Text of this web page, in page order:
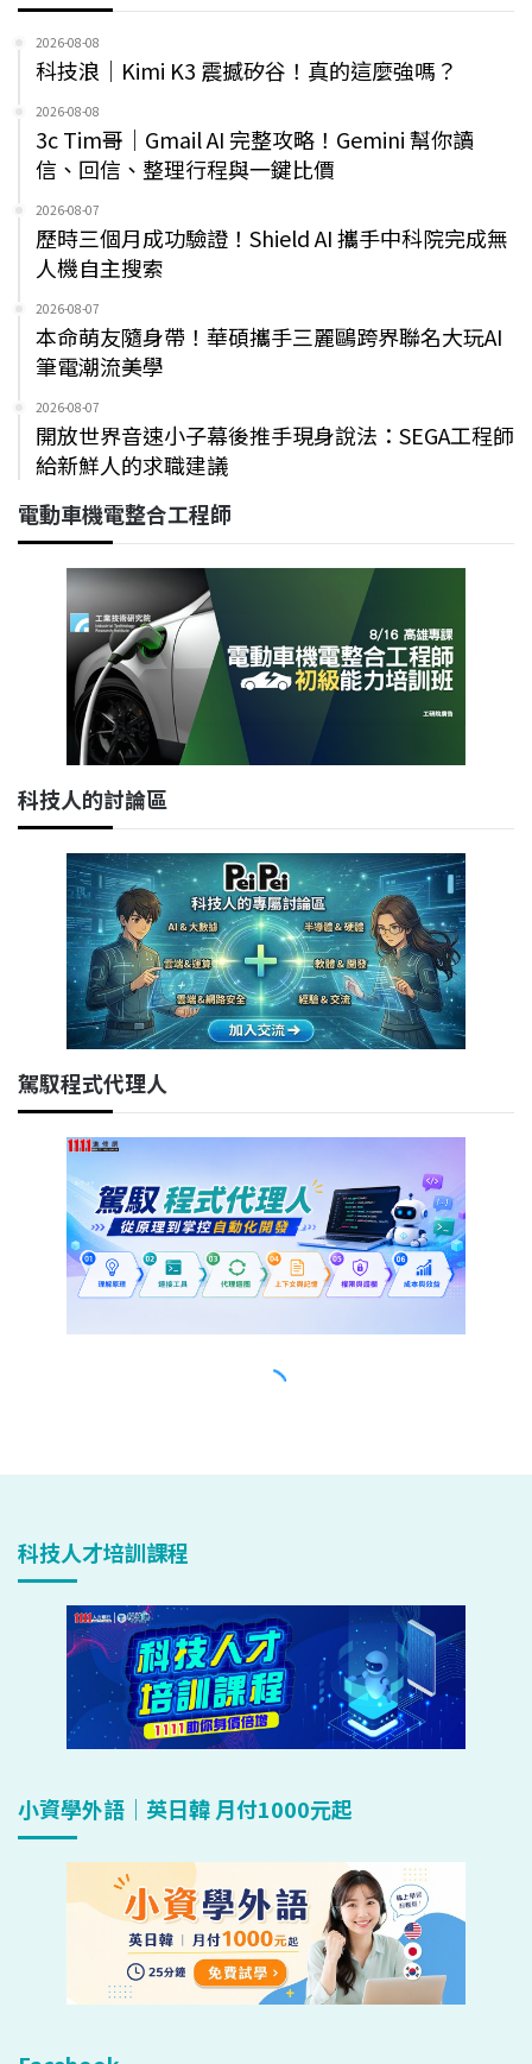
科技人才培訓課程
小資學外語｜英日韓 月付1000元起